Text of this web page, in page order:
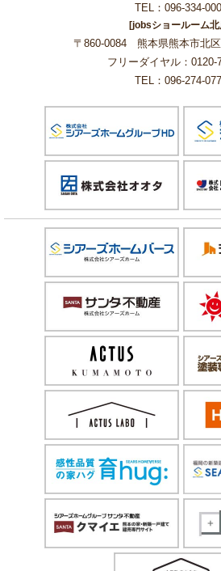
TEL：096-334-
[jobsショールーム
〒860-0084 熊本県熊本市北
フリーダイヤル：0120-
TEL：096-274-